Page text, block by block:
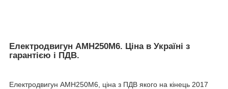
Електродвигун АМН250М6. Ціна в Україні з
гарантією і ПДВ.
Електродвигун АМН250М6, ціна з ПДВ якого на кінець 2017